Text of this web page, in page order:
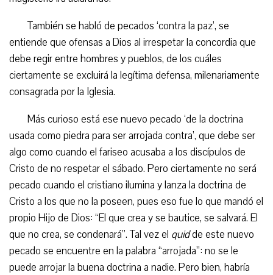
También se habló de pecados ‘contra la paz’, se
entiende que ofensas a Dios al irrespetar la concordia que
debe regir entre hombres y pueblos, de los cuáles
ciertamente se excluirá la legítima defensa, milenariamente
consagrada por la Iglesia.
Más curioso está ese nuevo pecado ‘de la doctrina
usada como piedra para ser arrojada contra’, que debe ser
algo como cuando el fariseo acusaba a los discípulos de
Cristo de no respetar el sábado. Pero ciertamente no será
pecado cuando el cristiano ilumina y lanza la doctrina de
Cristo a los que no la poseen, pues eso fue lo que mandó el
propio Hijo de Dios: “El que crea y se bautice, se salvará. El
que no crea, se condenará”. Tal vez el quidde este nuevo
pecado se encuentre en la palabra “arrojada”: no se le
puede arrojar la buena doctrina a nadie. Pero bien, habría